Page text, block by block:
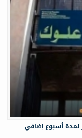
لمدة أسبوع إضافي